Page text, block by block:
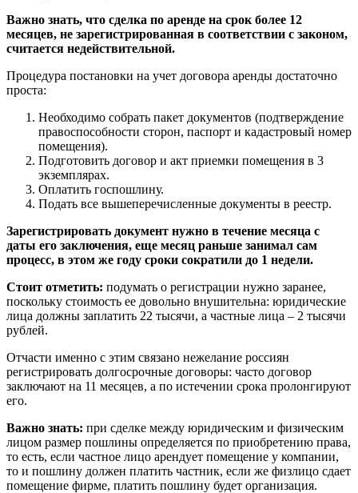
Важно знать, что сделка по аренде на срок более 12
месяцев, не зарегистрированная в соответствии с законом,
считается недействительной.
Процедура постановки на учет договора аренды достаточно
проста:
Необходимо собрать пакет документов (подтверждение
правоспособности сторон, паспорт и кадастровый номер
помещения).
Подготовить договор и акт приемки помещения в 3
экземплярах.
Оплатить госпошлину.
Подать все вышеперечисленные документы в реестр.
Зарегистрировать документ нужно в течение месяца с
даты его заключения, еще месяц раньше занимал сам
процесс, в этом же году сроки сократили до 1 недели.
Стоит отметить: подумать о регистрации нужно заранее,
поскольку стоимость ее довольно внушительна: юридические
лица должны заплатить 22 тысячи, а частные лица – 2 тысячи
рублей.
Отчасти именно с этим связано нежелание россиян
регистрировать долгосрочные договоры: часто договор
заключают на 11 месяцев, а по истечении срока пролонгируют
его.
Важно знать: при сделке между юридическим и физическим
лицом размер пошлины определяется по приобретению права,
то есть, если частное лицо арендует помещение у компании,
то и пошлину должен платить частник, если же физлицо сдает
помещение фирме, платить пошлину будет организация.